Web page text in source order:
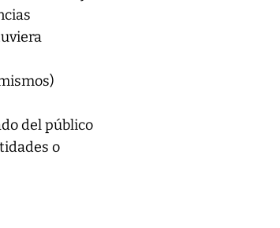
del público
o